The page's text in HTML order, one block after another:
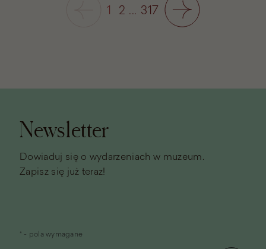
1 2 ... 317
Stopka
Newsletter
Dowiaduj się o wydarzeniach w muzeum.
Zapisz się już teraz!
* - pola wymagane